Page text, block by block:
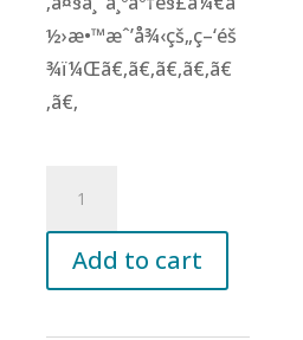
½›æ•™æˆ’å¾‹çš„ç–‘éš
¾ï¼Œã€‚ã€‚ã€‚ã€‚ã€
‚ã€‚
净
Add to cart